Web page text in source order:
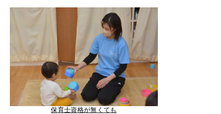
保育士資格が無くても